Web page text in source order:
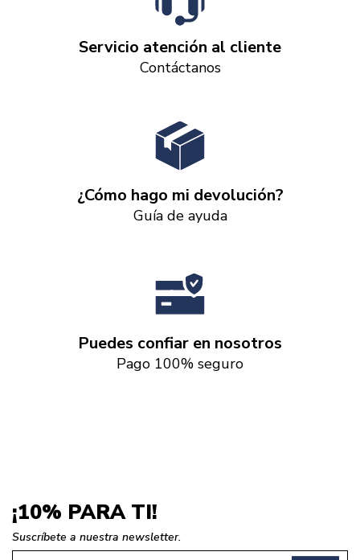
Servicio atención al cliente
Contáctanos
¿Cómo hago mi devolución?
Guía de ayuda
Puedes confiar en nosotros
Pago 100% seguro
¡10% PARA TI!
Suscríbete a nuestra newsletter.